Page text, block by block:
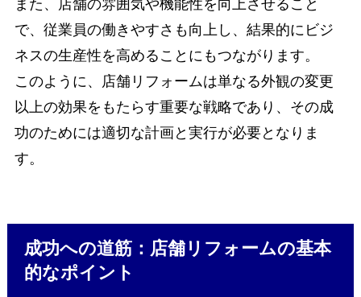
また、店舗の雰囲気や機能性を向上させること
で、従業員の働きやすさも向上し、結果的にビジ
ネスの生産性を高めることにもつながります。
このように、店舗リフォームは単なる外観の変更
以上の効果をもたらす重要な戦略であり、その成
功のためには適切な計画と実行が必要となりま
す。
成功への道筋：店舗リフォームの基本
的なポイント